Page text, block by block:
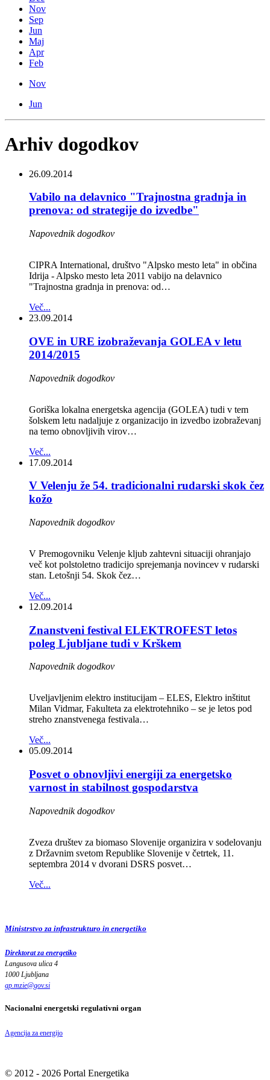
Nov
Sep
Jun
Maj
Apr
Feb
Nov
Jun
Arhiv dogodkov
26.09.2014
Vabilo na delavnico "Trajnostna gradnja in
prenova: od strategije do izvedbe"
Napovednik dogodkov
CIPRA International, društvo "Alpsko mesto leta" in občina
Idrija - Alpsko mesto leta 2011 vabijo na delavnico
"Trajnostna gradnja in prenova: od…
Več...
23.09.2014
OVE in URE izobraževanja GOLEA v letu
2014/2015
Napovednik dogodkov
Goriška lokalna energetska agencija (GOLEA) tudi v tem
šolskem letu nadaljuje z organizacijo in izvedbo izobraževanj
na temo obnovljivih virov…
Več...
17.09.2014
V Velenju že 54. tradicionalni rudarski skok čez
kožo
Napovednik dogodkov
V Premogovniku Velenje kljub zahtevni situaciji ohranjajo
več kot polstoletno tradicijo sprejemanja novincev v rudarski
stan. Letošnji 54. Skok čez…
Več...
12.09.2014
Znanstveni festival ELEKTROFEST letos
poleg Ljubljane tudi v Krškem
Napovednik dogodkov
Uveljavljenim elektro institucijam – ELES, Elektro inštitut
Milan Vidmar, Fakulteta za elektrotehniko – se je letos pod
streho znanstvenega festivala…
Več...
05.09.2014
Posvet o obnovljivi energiji za energetsko
varnost in stabilnost gospodarstva
Napovednik dogodkov
Zveza društev za biomaso Slovenije organizira v sodelovanju
z Državnim svetom Republike Slovenije v četrtek, 11.
septembra 2014 v dvorani DSRS posvet…
Več...
Ministrstvo za infrastrukturo in energetiko
Direktorat za energetiko
Langusova ulica 4
1000 Ljubljana
gp.mzie@gov.si
Nacionalni energetski regulativni organ
Agencija za energijo
© 2012 - 2026 Portal Energetika